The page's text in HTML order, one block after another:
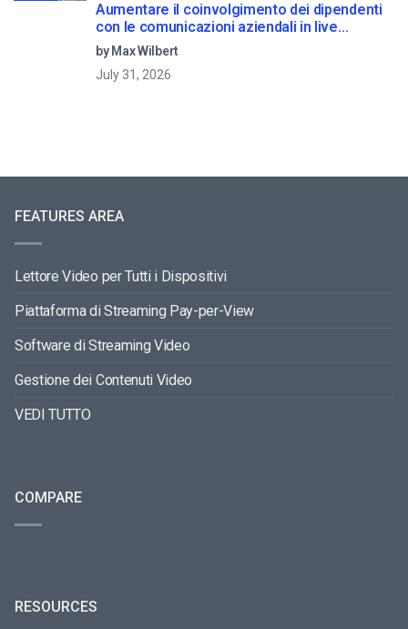
Aumentare il coinvolgimento dei dipendenti
con le comunicazioni aziendali in live
streaming
by Max Wilbert
July 31, 2026
FEATURES AREA
Lettore Video per Tutti i Dispositivi
Piattaforma di Streaming Pay-per-View
Software di Streaming Video
Gestione dei Contenuti Video
VEDI TUTTO
COMPARE
RESOURCES